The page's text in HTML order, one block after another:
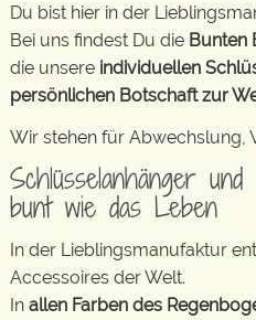
Du bist hier in der
Bei uns findest Du die Bunten
die unsere individuellen
persönlichen Botschaft zur
Wir stehen für Abwechslung,
Schlüsselanhänger
bunt wie das Leben
In der Lieblingsmanufaktur
Accessoires der Welt.
In allen Farben des